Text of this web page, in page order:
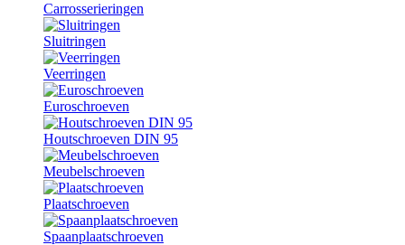
Carrosserieringen
Sluitringen
Veerringen
Euroschroeven
Houtschroeven DIN 95
Meubelschroeven
Plaatschroeven
Spaanplaatschroeven